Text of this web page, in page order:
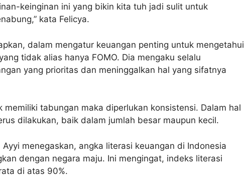
keinginan ini yang bikin kita tuh jadi sulit untuk
kata Felicya.
dalam mengatur keuangan penting untuk mengetahui
tidak alias hanya FOMO. Dia mengaku selalu
yang prioritas dan meninggalkan hal yang sifatnya
memiliki tabungan maka diperlukan konsistensi. Dalam hal
dilakukan, baik dalam jumlah besar maupun kecil.
menegaskan, angka literasi keuangan di Indonesia
dengan negara maju. Ini mengingat, indeks literasi
di atas 90%.